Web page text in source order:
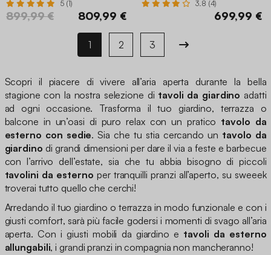
5 (1)
899,99 € 809,99 €
3.8 (4)
699,99 €
1 2 3
Scopri il piacere di vivere all’aria aperta durante la bella
stagione con la nostra selezione di tavoli da giardino adatti
ad ogni occasione. Trasforma il tuo giardino, terrazza o
balcone in un’oasi di puro relax con un pratico tavolo da
esterno con sedie. Sia che tu stia cercando un tavolo da
giardino di grandi dimensioni per dare il via a feste e barbecue
con l’arrivo dell’estate, sia che tu abbia bisogno di piccoli
tavolini da esterno per tranquilli pranzi all’aperto, su sweeek
troverai tutto quello che cerchi!
Arredando il tuo giardino o terrazza in modo funzionale e con i
giusti comfort, sarà più facile godersi i momenti di svago all’aria
aperta. Con i giusti mobili da giardino e tavoli da esterno
allungabili, i grandi pranzi in compagnia non mancheranno!